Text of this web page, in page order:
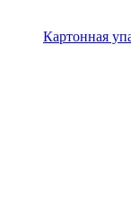
Картонная